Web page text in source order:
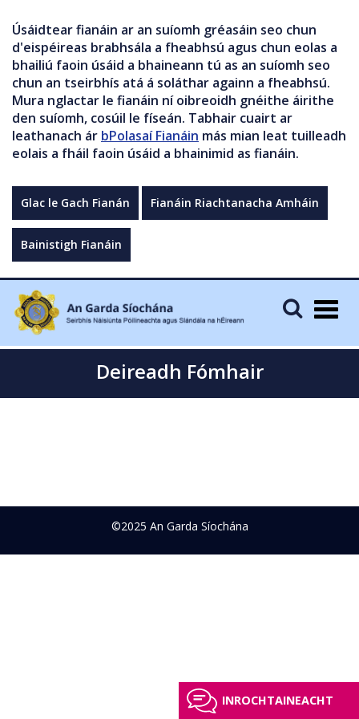
Úsáidtear fianáin ar an suíomh gréasáin seo chun
d'eispéireas brabhsála a fheabhsú agus chun eolas a
bhailiú faoin úsáid a bhaineann tú as an suíomh seo
chun an tseirbhís atá á soláthar againn a fheabhsú.
Mura nglactar le fianáin ní oibreoidh gnéithe áirithe
den suíomh, cosúil le físeán. Tabhair cuairt ar
leathanach ár bPolasaí Fianáin más mian leat tuilleadh
eolais a fháil faoin úsáid a bhainimid as fianáin.
Glac le Gach Fianán Fianáin Riachtanacha Amháin
Bainistigh Fianáin
Deireadh Fómhair
©2025 An Garda Síochána
INROCHTAINEACHT